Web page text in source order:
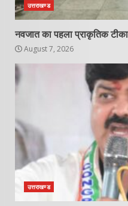
उत्तराखण्ड
नवजात का पहला प्राकृतिक
August 7, 2026
उत्तराखण्ड